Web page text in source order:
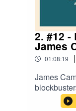
2. #12 -
James
01:08:19 |
James
deux